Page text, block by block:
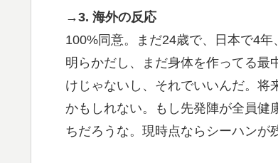
→3. 海外の反応
100%同意。まだ24歳で、日本で4
明らかだし、まだ身体を作ってる最
けじゃないし、それでいいんだ。将
かもしれない。もし先発陣が全員健
ちだろうな。現時点ならシーハンが